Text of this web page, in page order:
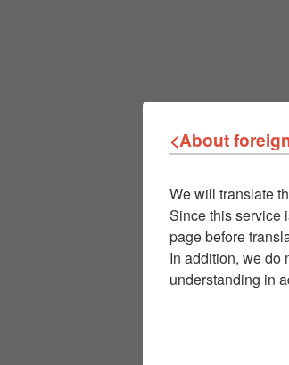
<About
We will translate
Since this service
page before
In addition, we do
understanding in